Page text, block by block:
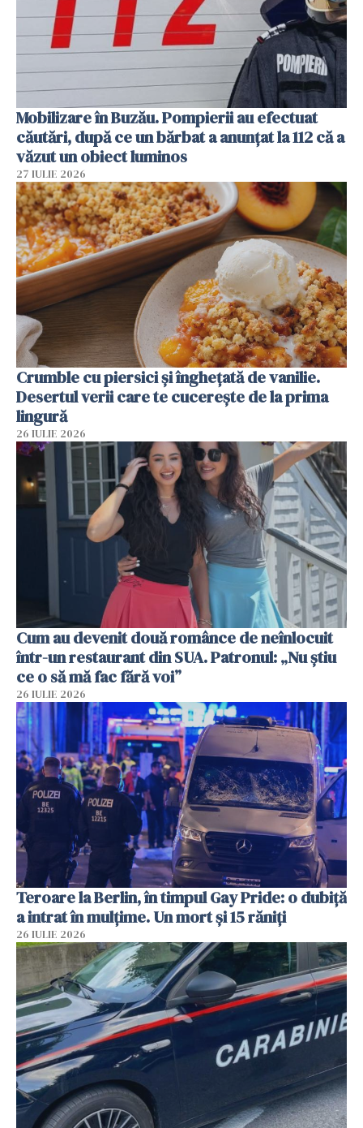
Mobilizare în Buzău. Pompierii au efectuat
căutări, după ce un bărbat a anunțat la 112 că a
văzut un obiect luminos
27 IULIE 2026
Crumble cu piersici și înghețată de vanilie.
Desertul verii care te cucerește de la prima
lingură
26 IULIE 2026
Cum au devenit două românce de neînlocuit
într-un restaurant din SUA. Patronul: „Nu știu
ce o să mă fac fără voi”
26 IULIE 2026
Teroare la Berlin, în timpul Gay Pride: o dubiță
a intrat în mulțime. Un mort și 15 răniți
26 IULIE 2026